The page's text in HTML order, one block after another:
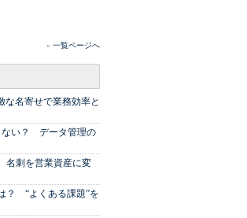
» 一覧ページへ
な名寄せで業務効率と
ない？ データ管理の
名刺を営業資産に変
？ “よくある課題”を